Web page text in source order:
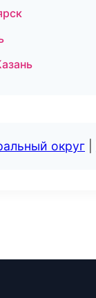
округ